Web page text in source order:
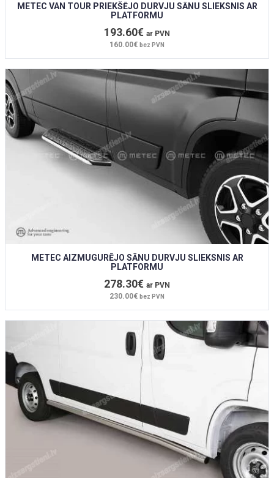
METEC VAN TOUR PRIEKŠĒJO DURVJU SĀNU SLIEKSNIS AR
PLATFORMU
193.60€ ar PVN
160.00€ bez PVN
METEC AIZMUGURĒJO SĀNU DURVJU SLIEKSNIS AR
PLATFORMU
278.30€ ar PVN
230.00€ bez PVN